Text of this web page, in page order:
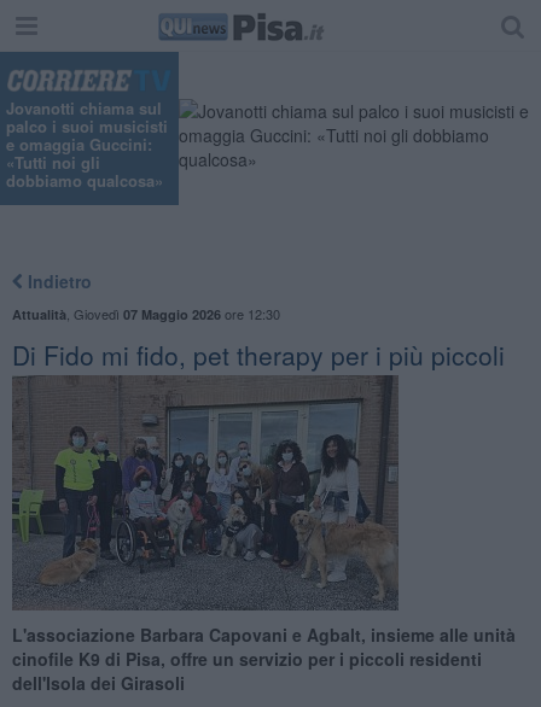
Jovanotti chiama sul
palco i suoi musicisti
e omaggia Guccini:
«Tutti noi gli
dobbiamo qualcosa»
Indietro
Attualità Giovedì 07 Maggio 2026ore 12:30
Di Fido mi fido, pet therapy per i più piccoli
L'associazione Barbara Capovani e Agbalt, insieme alle unità
cinofile K9 di Pisa, offre un servizio per i piccoli residenti
dell'Isola dei Girasoli